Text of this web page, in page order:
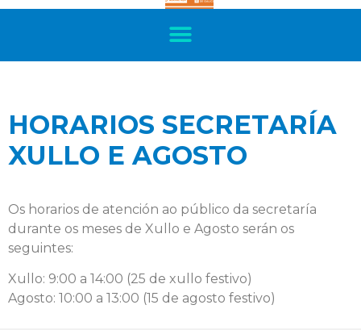
HORARIOS SECRETARÍA
XULLO E AGOSTO
Os horarios de atención ao público da secretaría
durante os meses de Xullo e Agosto serán os
seguintes:
Xullo: 9:00 a 14:00 (25 de xullo festivo)
Agosto: 10:00 a 13:00 (15 de agosto festivo)